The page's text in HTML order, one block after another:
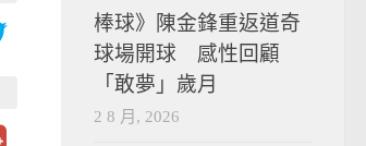
棒球》陳金鋒重返道奇
球場開球 感性回顧
「敢夢」歲月
2 8 月, 2026